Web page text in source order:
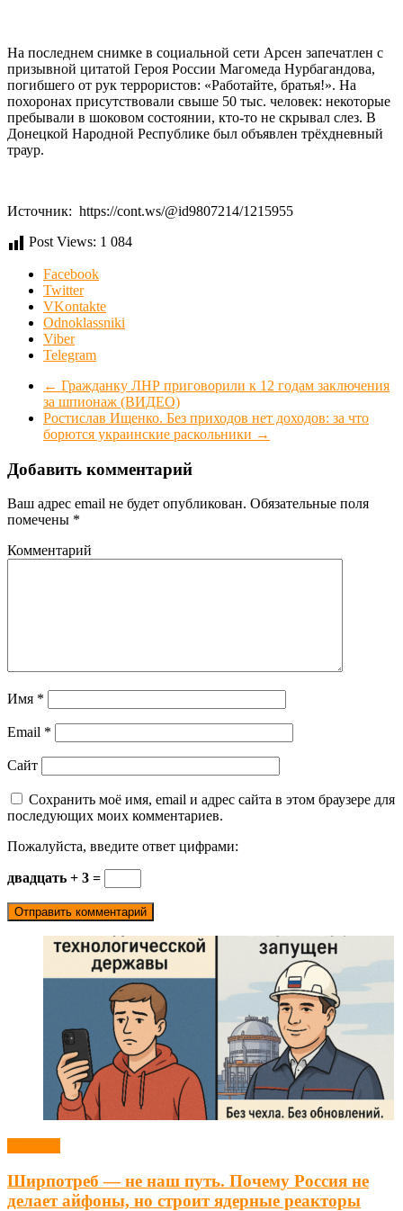
На последнем снимке в социальной сети Арсен запечатлен с
призывной цитатой Героя России Магомеда Нурбагандова,
погибшего от рук террористов: «Работайте, братья!». На
похоронах присутствовали свыше 50 тыс. человек: некоторые
пребывали в шоковом состоянии, кто-то не скрывал слез. В
Донецкой Народной Республике был объявлен трёхдневный
траур.
Источник: https://cont.ws/@id9807214/1215955
Post Views: 1 084
Facebook
Twitter
VKontakte
Odnoklassniki
Viber
Telegram
← Гражданку ЛНР приговорили к 12 годам заключения
за шпионаж (ВИДЕО)
Ростислав Ищенко. Без приходов нет доходов: за что
борются украинские раскольники →
Добавить комментарий
Ваш адрес email не будет опубликован. Обязательные поля
помечены *
Комментарий
Имя *
Email *
Сайт
Сохранить моё имя, email и адрес сайта в этом браузере для
последующих моих комментариев.
Пожалуйста, введите ответ цифрами:
двадцать + 3 =
Ширпотреб — не наш путь. Почему Россия не
делает айфоны, но строит ядерные реакторы